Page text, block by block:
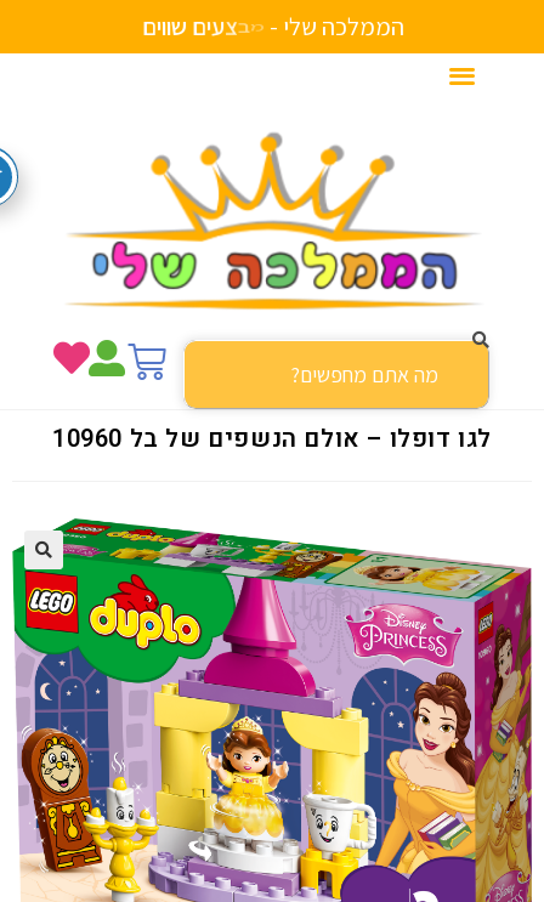
הממלכה שלי -
לגו דופלו – אולם הנשפים של בל 10960